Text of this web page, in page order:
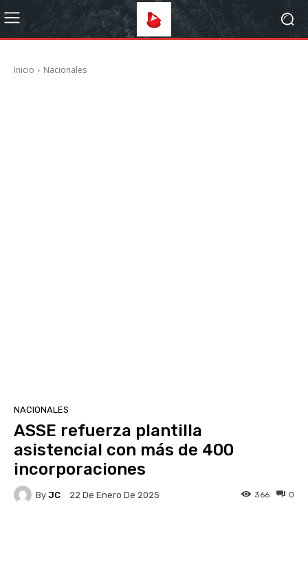
Inicio Nacionales
NACIONALES
ASSE refuerza plantilla
asistencial con más de 400
incorporaciones
By JC 22 De Enero De 2025 0
366